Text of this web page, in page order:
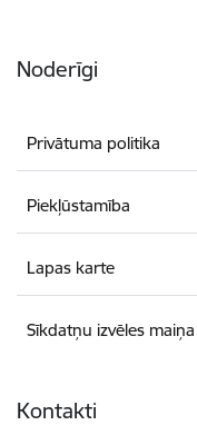
Noderīgi
Privātuma politika
Piekļūstamība
Lapas karte
Sīkdatņu izvēles maiņa
Kontakti